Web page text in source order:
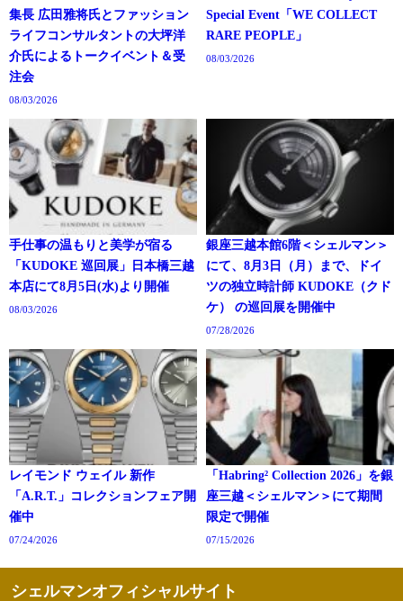
集長 広田雅将氏とファッション
ライフコンサルタントの大坪洋
介氏によるトークイベント＆受
注会
08/03/2026
Special Event「WE COLLECT
RARE PEOPLE」
08/03/2026
手仕事の温もりと美学が宿る
「KUDOKE 巡回展」日本橋三越
本店にて8月5日(水)より開催
08/03/2026
銀座三越本館6階＜シェルマン＞
にて、8月3日（月）まで、ドイ
ツの独立時計師 KUDOKE（クド
ケ） の巡回展を開催中
07/28/2026
レイモンド ウェイル 新作
「A.R.T.」コレクションフェア開
催中
07/24/2026
「Habring² Collection 2026」を銀
座三越＜シェルマン＞にて期間
限定で開催
07/15/2026
シェルマンオフィシャルサイト